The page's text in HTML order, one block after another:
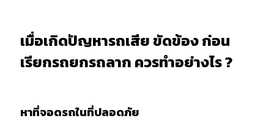
เมื่อเกิดปัญหารถเสีย ขัดข้อง ก่อน
เรียกรถยกรถลาก ควรทำอย่างไร ?
หาที่จอดรถในที่ปลอดภัย